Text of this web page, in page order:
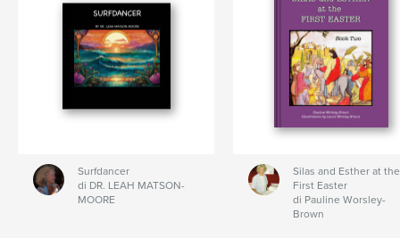
Surfdancer
di DR. LEAH MATSON-
MOORE
Silas and Esther at the
First Easter
di Pauline Worsley-
Brown